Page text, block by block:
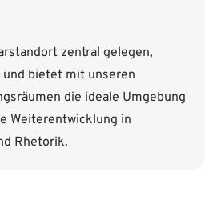
zentral gelegen,
bietet mit unseren
die ideale Umgebung
Weiterentwicklung in
Rhetorik.